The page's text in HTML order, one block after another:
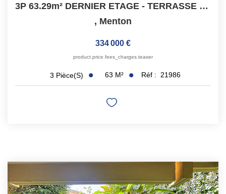
3P 63.29m² DERNIER ETAGE - TERRASSE ET PARKING
, Menton
334 000 €
product.price.fees_charges.teaser
3 Pièce(s) 63 M² Réf : 21986